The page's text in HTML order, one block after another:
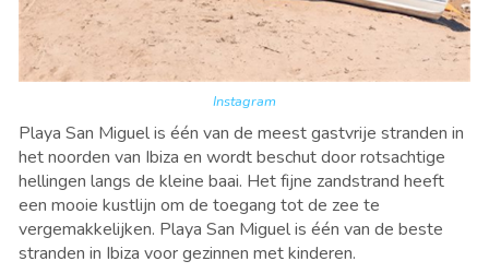
Instagram
Playa San Miguel is één van de meest gastvrije stranden in
het noorden van Ibiza en wordt beschut door rotsachtige
hellingen langs de kleine baai. Het fijne zandstrand heeft
een mooie kustlijn om de toegang tot de zee te
vergemakkelijken. Playa San Miguel is één van de beste
stranden in Ibiza voor gezinnen met kinderen.